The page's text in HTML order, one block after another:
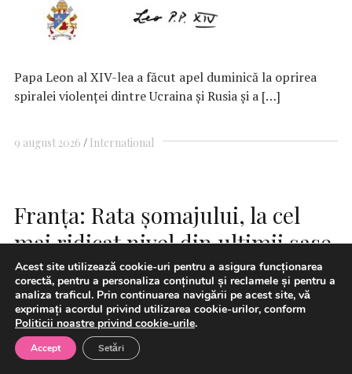
Papa Leon al XIV-lea a făcut apel duminică la oprirea
spiralei violenţei dintre Ucraina şi Rusia şi a […]
9 august 2026 International
Franţa: Rata şomajului, la cel
mai ridicat nivel din ultimii şase
ani
Acest site utilizează cookie-uri pentru a asigura funcționarea
corectă, pentru a personaliza conținutul și reclamele și pentru a
analiza traficul. Prin continuarea navigării pe acest site, vă
exprimați acordul privind utilizarea cookie-urilor, conform
Politicii noastre privind cookie-urile.
Accept Setări